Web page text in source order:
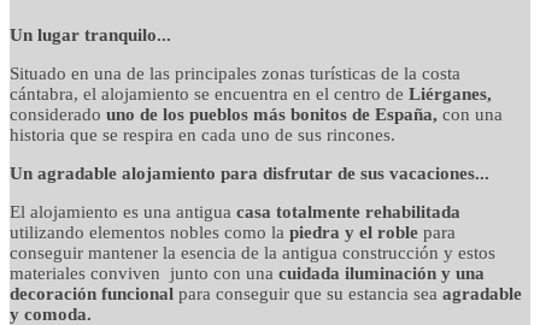
detalles cuidados con
mimo
Un lugar tranquilo...
Situado en una de las principales zonas turísticas de la costa
cántabra, el alojamiento se encuentra en el centro de Liérganes,
considerado uno de los pueblos más bonitos de España, con una
historia que se respira en cada uno de sus rincones.
Un agradable alojamiento para disfrutar de sus vacaciones...
El alojamiento es una antigua casa totalmente rehabilitada
utilizando elementos nobles como la piedra y el roble para
conseguir mantener la esencia de la antigua construcción y estos
materiales conviven junto con una cuidada iluminación y una
decoración funcional para conseguir que su estancia sea agradable
y comoda.